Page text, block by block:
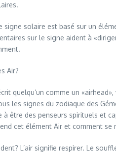
signe solaire est basé sur un
sur le signe aident à
Air?
quelqu’un comme un
les signes du zodiaque des
à être des penseurs spirituels et
cet élément Air et comment
L’air signifie respirer. Le